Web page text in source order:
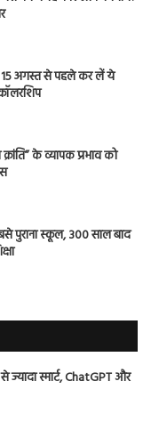
15 अगस्त से पहले कर लें ये
के व्यापक प्रभाव को
पुराना स्कूल, 300 साल बाद
ज्यादा स्मार्ट, ChatGPT और